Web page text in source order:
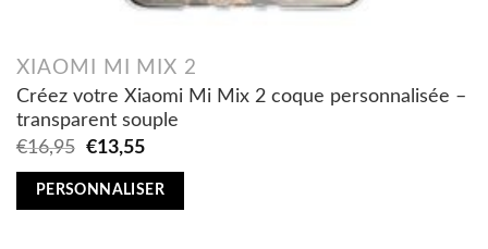
XIAOMI MI MIX 2
Créez votre Xiaomi Mi Mix 2 coque personnalisée –
transparent souple
€16,95
Original
was:
€13,55Current
is:
PERSONNALISER